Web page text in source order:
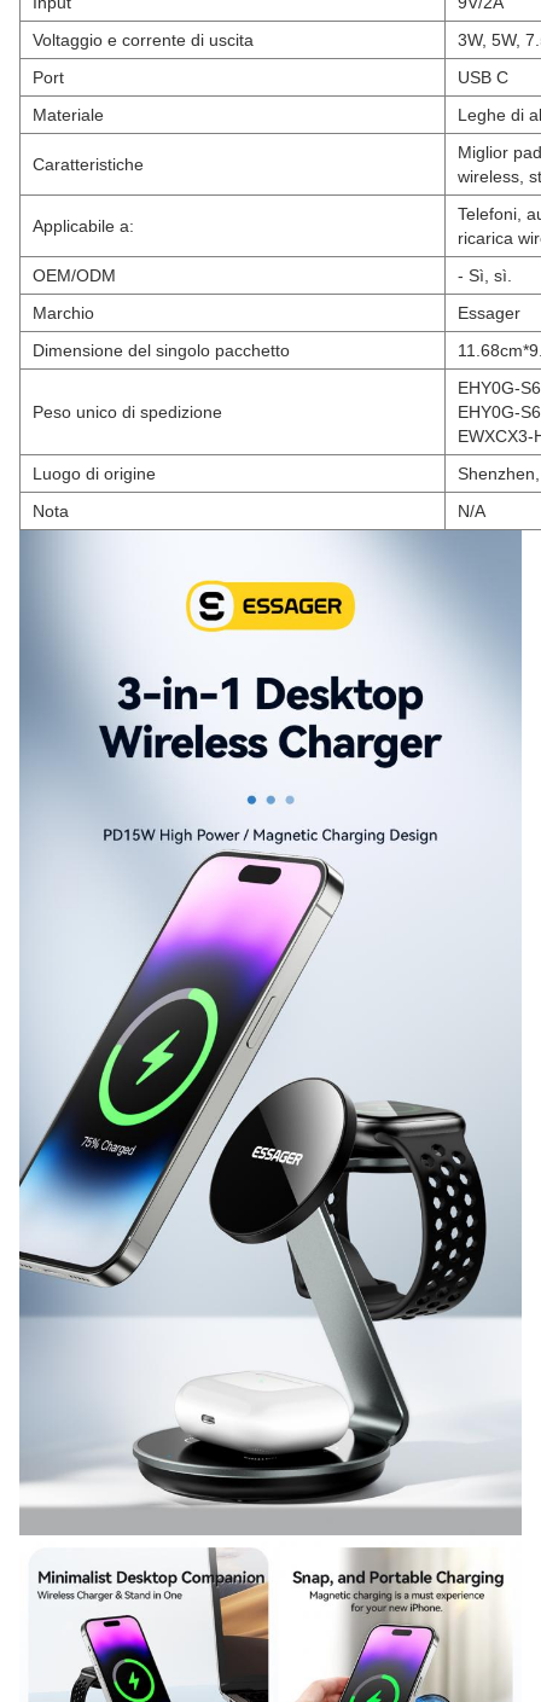
Voltaggio e corrente di uscita
3W, 5W,
Port
USB C
Materiale
Leghe di
Caratteristiche
Miglior
wireless,
Applicabile a:
Telefoni,
ricarica
OEM/ODM
- Sì, sì.
Marchio
Essager
Dimensione del singolo pacchetto
Peso unico di spedizione
EHY0G-
EHY0G-
EWXCX3-
Luogo di origine
Nota
N/A